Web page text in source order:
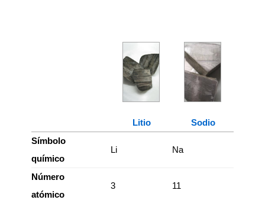
Litio
Sodio
Símbolo
químico
Li Na
Número
atómico
3 11